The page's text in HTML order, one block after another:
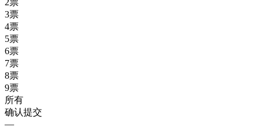
2票
3票
4票
5票
6票
7票
8票
9票
所有
确认提交
—